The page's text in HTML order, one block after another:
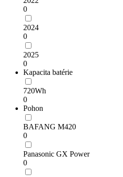
0
2024
0
2025
0
Kapacita batérie
720Wh
0
Pohon
BAFANG M420
0
Panasonic GX Power
0